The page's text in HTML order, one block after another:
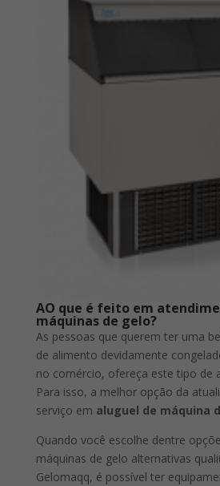
AO que é feito em
máquinas de gelo?
As pessoas que querem ter uma
de alimento devidamente
no comércio, ofereça este tipo de
Para isso, a melhor opção da
serviço em aluguel de máquina
Quando você escolhe dentre
máquinas de gelo alternativas
Gelomaqq, é possível ter